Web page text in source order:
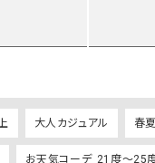
ロング・マキシ丈
デニムパンツ
ワ
サロ
大人カジュアル 春
お天気コーデ_21度～25